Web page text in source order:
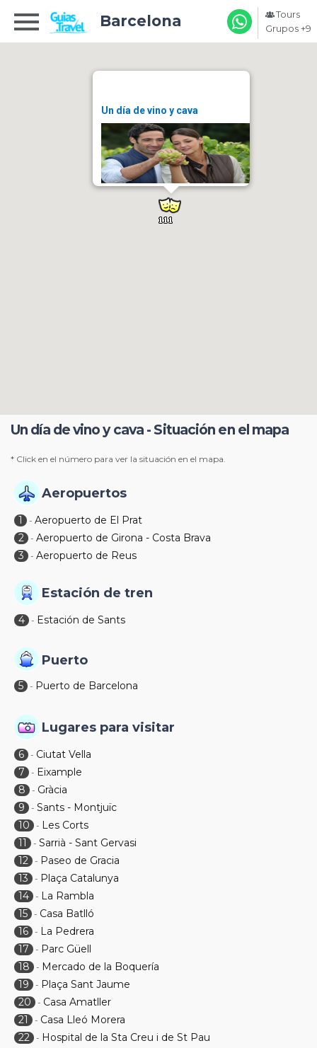
Barcelona
Tours
Grupos +9
Un día de vino y cava
Un día de vino y cava - Situación en el mapa
* Click en el número para ver la situación en el mapa.
Aeropuertos
1 - Aeropuerto de El Prat
2 - Aeropuerto de Girona - Costa Brava
3
- Aeropuerto de Reus
Estación de tren
4 - Estación de Sants
Puerto
5 - Puerto de Barcelona
Lugares para visitar
6 - Ciutat Vella
7
- Eixample
8
- Gràcia
9
- Sants - Montjuïc
10
- Les Corts
11
- Sarrià - Sant Gervasi
12 - Paseo de Gracia
13
- Plaça Catalunya
14 - La Rambla
15 - Casa Batlló
16 - La Pedrera
17
- Parc Güell
18
- Mercado de la Boquería
19
- Plaça Sant Jaume
20
- Casa Amatller
21
- Casa Lleó Morera
22 - Hospital de la Sta Creu i de St Pau